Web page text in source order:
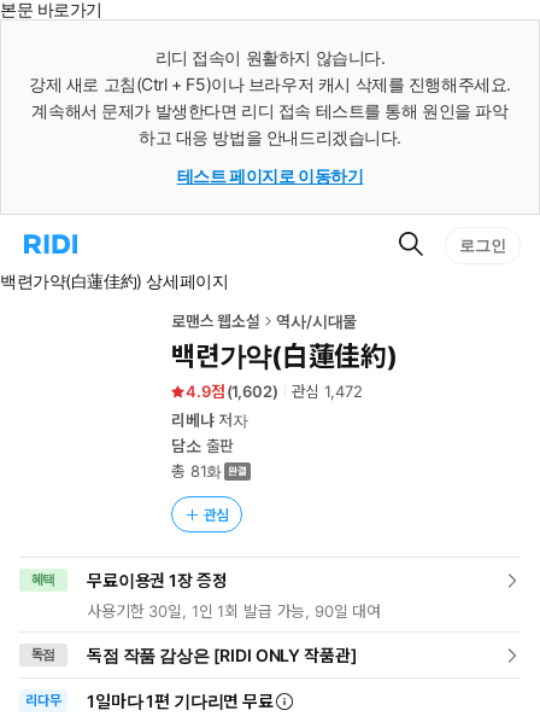
본문 바로가기
리디 접속이 원활하지 않습니다.
강제 새로 고침(Ctrl + F5)이나 브라우저 캐시 삭제를 진행해주세요.
계속해서 문제가 발생한다면 리디 접속 테스트를 통해 원인을 파악
하고 대응 방법을 안내드리겠습니다.
테스트 페이지로 이동하기
리
홈
검
로그인
백련가약(白蓮佳約) 상세페이지
로맨스 웹소설 역사/시대물
백련가약(白蓮佳約)
4.9 (1,602) 관심1,472
리베냐저자
담소출판
총 81화
관심
혜택 무료이용권 1장 증정
사용기한 30일, 1인 1회 발급 가능, 90일 대여
독점 독점 작품 감상은 [RIDI ONLY 작품관]
리다무 1일마다1편 기다리면 무료